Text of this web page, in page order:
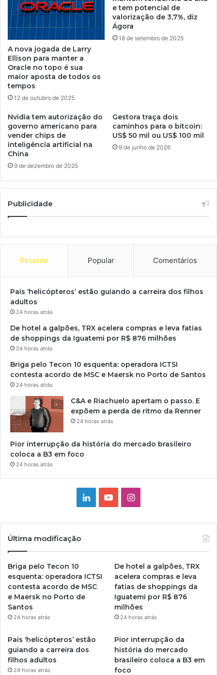
A nova jogada de Larry
Ellison para manter a
Oracle no topo é sua
maior aposta de todos os
tempos
12 de outubro de 2025
e tem potencial de
valorização de 3,7%, diz
Ágora
18 de setembro de 2025
Nvidia tem autorização do
governo americano para
vender chips de
inteligência artificial na
China
9 de dezembro de 2025
Gestora traça dois
caminhos para o bitcoin:
US$ 50 mil ou US$ 100 mil
9 de junho de 2026
Publicidade
Recente Popular Comentários
Pais ‘helicópteros’ estão guiando a carreira dos filhos
adultos
24 horas atrás
De hotel a galpões, TRX acelera compras e leva fatias
de shoppings da Iguatemi por R$ 876 milhões
24 horas atrás
Briga pelo Tecon 10 esquenta: operadora ICTSI
contesta acordo de MSC e Maersk no Porto de Santos
24 horas atrás
C&A e Riachuelo apertam o passo. E
expõem a perda de ritmo da Renner
24 horas atrás
Pior interrupção da história do mercado brasileiro
coloca a B3 em foco
24 horas atrás
LinkedinYouTubeInstagram
Última modificação
Briga pelo Tecon 10
esquenta: operadora ICTSI
contesta acordo de MSC
e Maersk no Porto de
Santos
24 horas atrás
De hotel a galpões, TRX
acelera compras e leva
fatias de shoppings da
Iguatemi por R$ 876
milhões
24 horas atrás
Pais ‘helicópteros’ estão
guiando a carreira dos
filhos adultos
24 horas atrás
Pior interrupção da
história do mercado
brasileiro coloca a B3 em
foco